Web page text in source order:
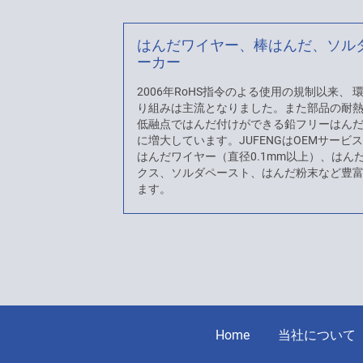
はんだワイヤー、棒はんだ、ソル
ーカー
2006年RoHS指令のよる使用の規制以来、
り組みは主流となりました。また部品の耐
低融点ではんだ付けができる鉛フリーはん
に増大しています。JUFENGはOEMサービ
はんだワイヤー（直径0.1mm以上）、はん
クス、ソルダペースト、はんだ粉末など豊
ます。
Home 当社について